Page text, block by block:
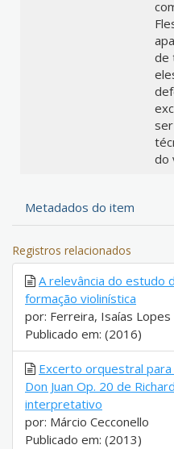
de
do
Metadados do item
Registros relacionados
A relevância do estudo
formação violinística
por: Ferreira, Isaías Lopes
Publicado em: (2016)
Excerto orquestral
Don Juan Op. 20 de
interpretativo
por: Márcio Cecconello
Publicado em: (2013)